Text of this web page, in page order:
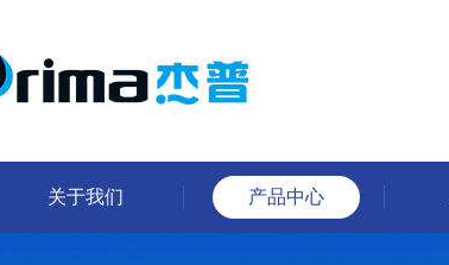
关于我们 产品中心